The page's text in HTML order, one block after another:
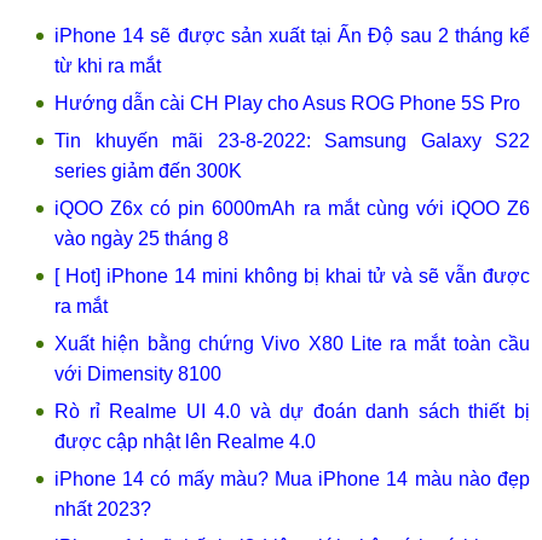
iPhone 14 sẽ được sản xuất tại Ấn Độ sau 2 tháng kể
từ khi ra mắt
Hướng dẫn cài CH Play cho Asus ROG Phone 5S Pro
Tin khuyến mãi 23-8-2022: Samsung Galaxy S22
series giảm đến 300K
iQOO Z6x có pin 6000mAh ra mắt cùng với iQOO Z6
vào ngày 25 tháng 8
[ Hot] iPhone 14 mini không bị khai tử và sẽ vẫn được
ra mắt
Xuất hiện bằng chứng Vivo X80 Lite ra mắt toàn cầu
với Dimensity 8100
Rò rỉ Realme UI 4.0 và dự đoán danh sách thiết bị
được cập nhật lên Realme 4.0
iPhone 14 có mấy màu? Mua iPhone 14 màu nào đẹp
nhất 2023?